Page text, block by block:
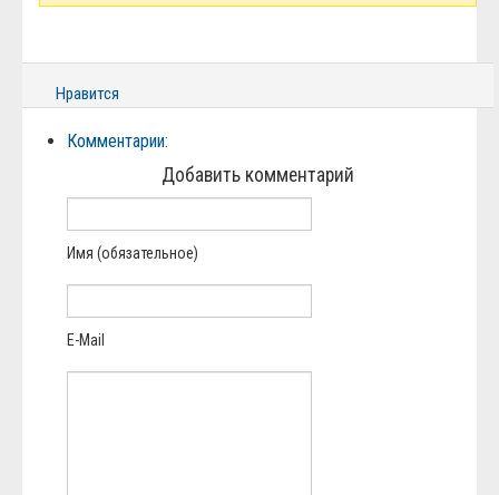
Нравится
Комментарии:
Добавить комментарий
Имя (обязательное)
E-Mail